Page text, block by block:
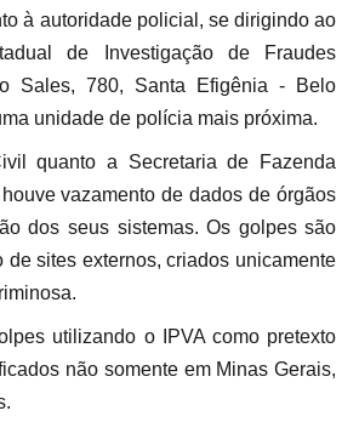
à autoridade policial, se dirigindo ao
de Investigação de Fraudes
Sales, 780, Santa Efigênia - Belo
unidade de polícia mais próxima.
quanto a Secretaria de Fazenda
vazamento de dados de órgãos
dos seus sistemas. Os golpes são
de sites externos, criados unicamente
utilizando o IPVA como pretexto
não somente em Minas Gerais,